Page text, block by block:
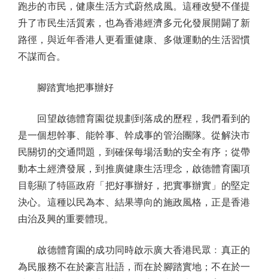
跑步的市民，健康生活方式蔚然成風。這種改變不僅提
升了市民生活質素，也為香港經濟多元化發展開闢了新
路徑，與近年香港人更看重健康、多做運動的生活習慣
不謀而合。
腳踏實地把事辦好
回望啟德體育園從規劃到落成的歷程，我們看到的
是一個想幹事、能幹事、幹成事的管治團隊。從解決市
民關切的交通問題，到確保每場活動的安全有序；從帶
動本土經濟發展，到推廣健康生活理念，啟德體育園項
目彰顯了特區政府「把好事辦好，把實事辦實」的堅定
決心。這種以民為本、結果導向的施政風格，正是香港
由治及興的重要體現。
啟德體育園的成功同時啟示廣大香港民眾﹕真正的
為民服務不在於豪言壯語，而在於腳踏實地；不在於一